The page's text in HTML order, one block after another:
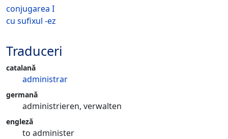
conjugarea I
cu sufixul -ez
Traduceri
catalană
administrar
germană
administrieren, verwalten
engleză
to administer